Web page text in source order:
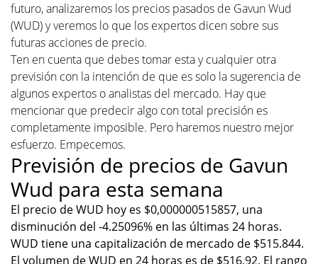
futuro, analizaremos los precios pasados de Gavun Wud
(WUD) y veremos lo que los expertos dicen sobre sus
futuras acciones de precio.
Ten en cuenta que debes tomar esta y cualquier otra
previsión con la intención de que es solo la sugerencia de
algunos expertos o analistas del mercado. Hay que
mencionar que predecir algo con total precisión es
completamente imposible. Pero haremos nuestro mejor
esfuerzo. Empecemos.
Previsión de precios de Gavun
Wud para esta semana
El precio de WUD hoy es $0,000000515857, una
disminución del -4.25096% en las últimas 24 horas.
WUD tiene una capitalización de mercado de $515.844.
El volumen de WUD en 24 horas es de $516,92. El rango